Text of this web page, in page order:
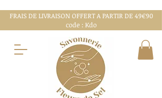
FRAIS DE LIVRAISON OFFERT A PARTIR DE 49€90
code : Kdo